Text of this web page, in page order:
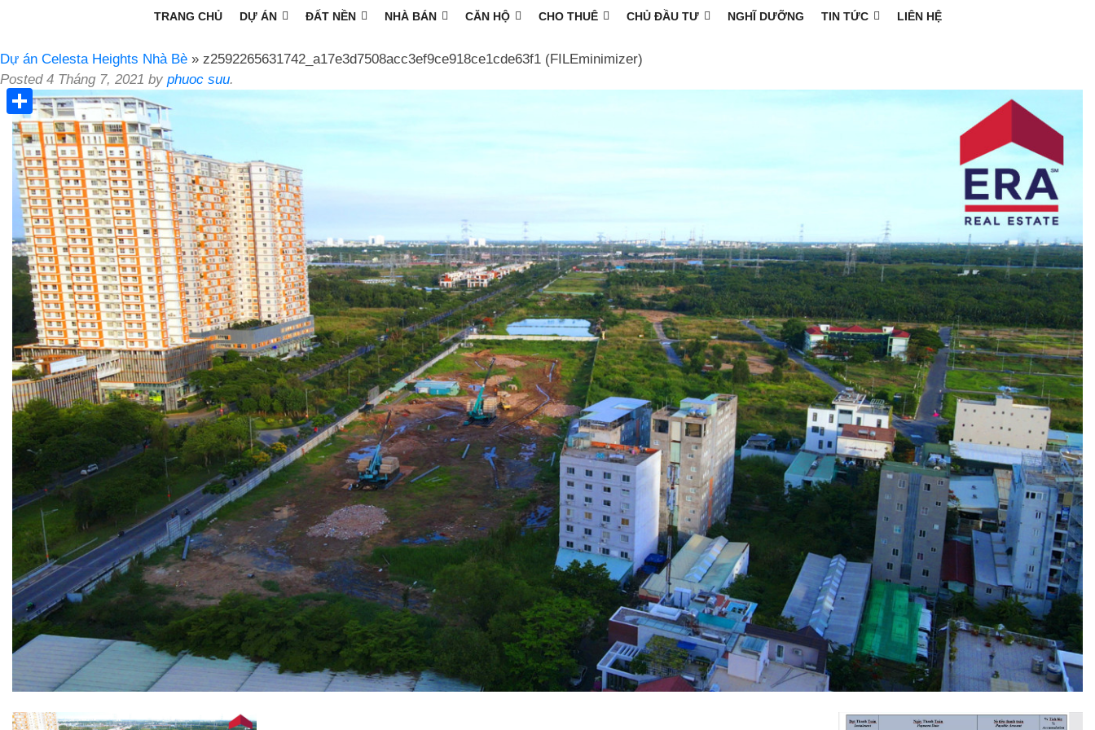
TRANG CHỦ DỰ ÁN ĐẤT NỀN NHÀ BÁN CĂN HỘ CHO THUÊ CHỦ ĐẦU TƯ NGHĨ DƯỠNG TIN TỨC LIÊN HỆ
Dự án Celesta Heights Nhà Bè » z2592265631742_a17e3d7508acc3ef9ce918ce1cde63f1 (FILEminimizer)
Posted 4 Tháng 7, 2021 by phuoc suu.
Share